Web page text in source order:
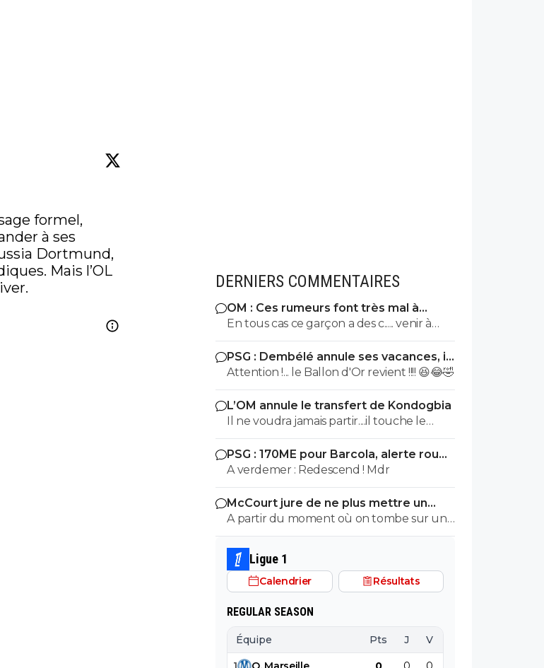
formel,
à ses
Dortmund,
Mais l’OL
DERNIERS COMMENTAIRES
OM : Ces rumeurs font très mal à
Bruno Genesio
En tous cas ce garçon a des c..... venir à
l'OM dans ces conditions, bravo, respect
PSG : Dembélé annule ses vacances, il
veut tout casser
Attention !... le Ballon d'Or revient !!!! 😆😂🤣
L’OM annule le transfert de Kondogbia
Il ne voudra jamais partir....il touche le
pactole tous les mois à Marseille. Il est
cramé en plus
PSG : 170ME pour Barcola, alerte rouge
à Liverpool A verdemer : Redescend ! Mdr
McCourt jure de ne plus mettre un
euro à l’OM
A partir du moment où on tombe sur un
commentaire de Raymonde on sait qu'on
tombe sur un commentaire de teubé 😂
🤣🤣 PS: ce crétin prétend qu'un
commentaire avec emoji est un
Twitter/X Obama, Musk et tout un tas de
prix Nobel utilisent énormément les
emojis... Encore des teubés c'est ça? Abruti
Ligue 1
Calendrier Résultats
REGULAR SEASON
Équipe Pts J V